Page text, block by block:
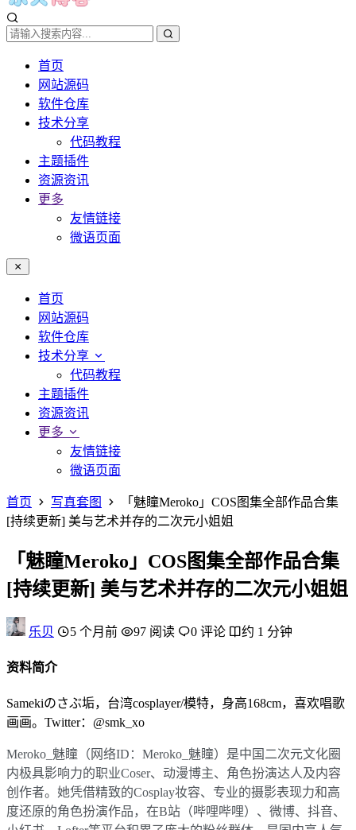
首页
网站源码
软件仓库
技术分享
代码教程
主题插件
资源资讯
更多
友情链接
微语页面
首页
网站源码
软件仓库
技术分享
代码教程
主题插件
资源资讯
更多
友情链接
微语页面
首页 写真套图
「魅瞳Meroko」COS图集全部作品合集
[持续更新] 美与艺术并存的二次元小姐姐
「魅瞳Meroko」COS图集全部作品合集
[持续更新] 美与艺术并存的二次元小姐姐
乐贝 5 个月前 97 阅读 0 评论 约 1 分钟
资料简介
Samekiのさぶ垢，台湾cosplayer/模特，身高168cm，喜欢唱歌
画画。Twitter：@smk_xo
Meroko_魅瞳（网络ID：Meroko_魅瞳）是中国二次元文化圈
内极具影响力的职业Coser、动漫博主、角色扮演达人及内容
创作者。她凭借精致的Cosplay妆容、专业的摄影表现力和高
度还原的角色扮演作品，在B站（哔哩哔哩）、微博、抖音、